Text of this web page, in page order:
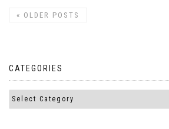
« OLDER POSTS
CATEGORIES